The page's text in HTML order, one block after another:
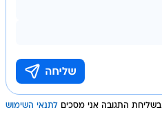
בשליחת התגובה אני מסכים לתנאי השימוש